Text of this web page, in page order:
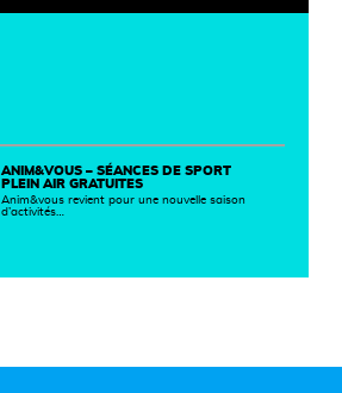
ANIM&VOUS – SÉANCES DE SPORT
PLEIN AIR GRATUITES
Anim&vous revient pour une nouvelle saison
d’activités…